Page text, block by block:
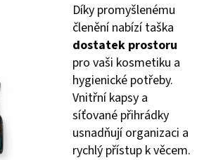
Díky promyšlenému
členění nabízí taška
dostatek prostoru
pro vaši kosmetiku a
hygienické potřeby.
Vnitřní kapsy a
síťované přihrádky
usnadňují organizaci a
rychlý přístup k věcem.